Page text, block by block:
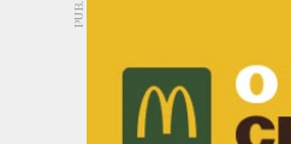
PUB.